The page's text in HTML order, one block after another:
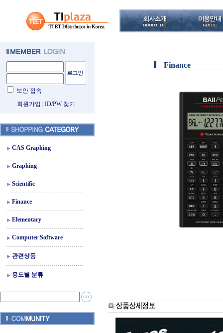
보안 접속
회원가입
ID/PW 찾기
CAS Graphing
Graphing
Scientific
Finance
Elementary
Computer Software
관련상품
용도별 분류
Finance